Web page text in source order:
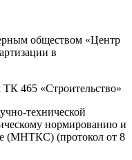
обществом «Центр
в
465 «Строительство»
технической
нормированию и
(МНТКС) (протокол от 8